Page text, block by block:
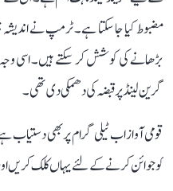
مضبوط کیا جا سکتا ہے۔ ٹرمپ نے اندیشہ
بڑھانے کی کوشش کر سکتے ہیں۔ اسی
گرین لینڈ پر قبضہ کی دھمکی دی تھی۔
قومی آواز اب ٹیلی گرام پر بھی
کو جوائن کرنے کے لئے یہاں کلک کریں